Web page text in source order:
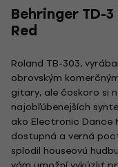
Behringer TD-
Red
Roland TB-303,
obrovským
gitary, ale čoskoro si
najobľúbenejších
ako Electronic Dance
dostupná a verná
splodil houseovú